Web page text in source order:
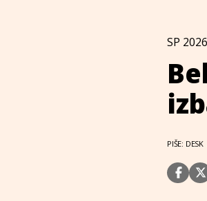
SP 2026
PIŠE: DESK